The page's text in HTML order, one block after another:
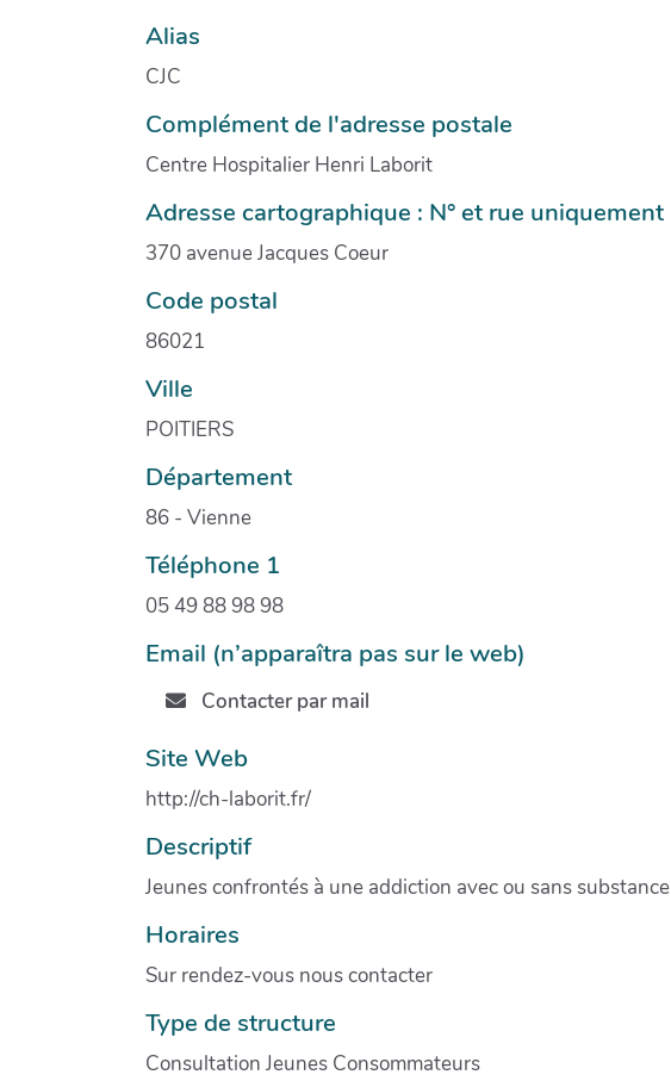
Alias
CJC
Complément de l'adresse postale
Centre Hospitalier Henri Laborit
Adresse cartographique : N° et rue uniquement
370 avenue Jacques Coeur
Code postal
86021
Ville
POITIERS
Département
86 - Vienne
Téléphone 1
05 49 88 98 98
Email (n’apparaîtra pas sur le web)
Contacter par mail
Site Web
http://ch-laborit.fr/
Descriptif
Jeunes confrontés à une addiction avec ou sans substance
Horaires
Sur rendez-vous nous contacter
Type de structure
Consultation Jeunes Consommateurs